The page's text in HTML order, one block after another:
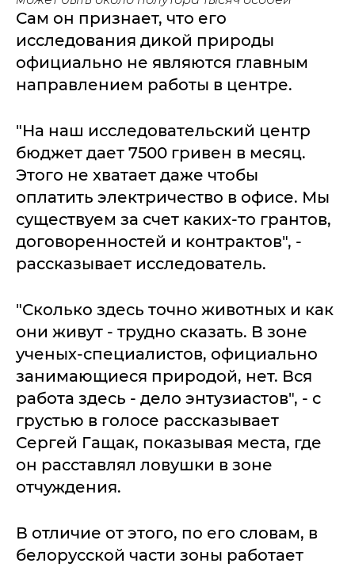
Сам он признает, что его
исследования дикой природы
официально не являются главным
направлением работы в центре.
"На наш исследовательский центр
бюджет дает 7500 гривен в месяц.
Этого не хватает даже чтобы
оплатить электричество в офисе. Мы
существуем за счет каких-то грантов,
договоренностей и контрактов", -
рассказывает исследователь.
"Сколько здесь точно животных и как
они живут - трудно сказать. В зоне
ученых-специалистов, официально
занимающиеся природой, нет. Вся
работа здесь - дело энтузиастов", - с
грустью в голосе рассказывает
Сергей Гащак, показывая места, где
он расставлял ловушки в зоне
отчуждения.
В отличие от этого, по его словам, в
белорусской части зоны работает